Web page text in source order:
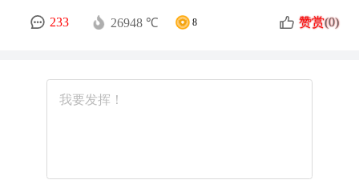
233 26948 ℃ 8 赞赏(0)